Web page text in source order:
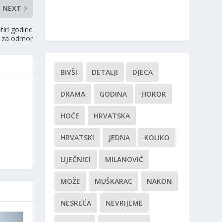
NEXT
godine
za odmor
BIVŠI DETALJI DJECA
DRAMA GODINA HOROR
HOĆE HRVATSKA
HRVATSKI JEDNA KOLIKO
LIJEČNICI MILANOVIĆ
MOŽE MUŠKARAC NAKON
NESREĆA NEVRIJEME